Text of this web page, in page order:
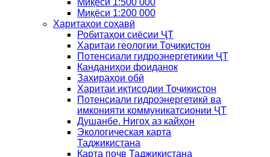
Миқёси 1:200 000
Харитаҳои соҳавӣ
Робитаҳои сиёсии ҶТ
Харитаи геологии Тоҷикистон
Потенсиали гидроэнергетикии ҶТ
Канданиҳои фоиданок
Захираҳои обӣ
Харитаи иқтисодии Тоҷикистон
Потенсиали гидроэнергетикӣ ва
имконияти коммуникатсионии ҶТ
Душанбе. Нигоҳ аз кайҳон
Экологическая карта
Таджикистана
Карта почв Таджикистана